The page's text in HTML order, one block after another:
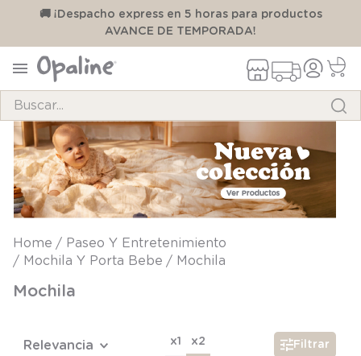
🚚 ¡Despacho express en 5 horas para productos
AVANCE DE TEMPORADA!
Paseo Y Entretenimiento
Mochila Y Porta Bebe
Mochila
Mochila
Relevancia x1 x2 Filtrar
TÉRMINOS MÁS BUSCADOS
1.
pijama
2.
calcetines
zapatillas
4.
body
5.
manta
7.
niña